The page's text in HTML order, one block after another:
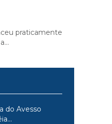
praticamente
do Avesso